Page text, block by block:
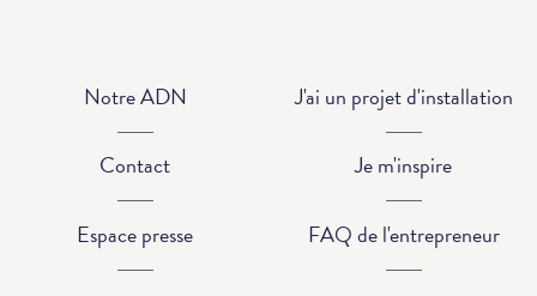
Notre ADN
Contact
Espace presse
J'ai un projet d'installation
Je m'inspire
FAQ de l'entrepreneur